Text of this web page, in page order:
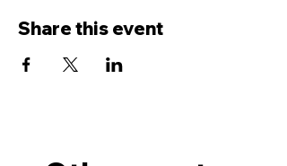
Share this event